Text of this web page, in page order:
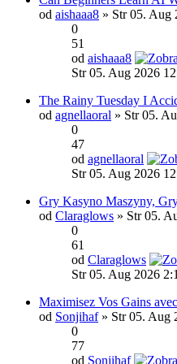
od aishaaa8 » Str 05. Aug
0
51
od aishaaa8
Str 05. Aug 2026
The Rainy Tuesday I
od agnellaoral » Str 05.
0
47
od agnellaoral
Str 05. Aug 2026
Gry Kasyno Maszyny,
od Claraglows » Str 05.
0
61
od Claraglows
Str 05. Aug 2026
Maximisez Vos Gains
od Sonjihaf» Str 05. Aug
0
77
od Sonjihaf